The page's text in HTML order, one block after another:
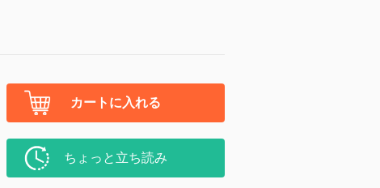
カートに入れる
ちょっと立ち読み